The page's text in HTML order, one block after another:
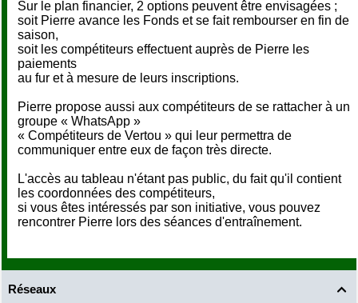
Sur le plan financier, 2 options peuvent être envisagées ;
soit Pierre avance les Fonds et se fait rembourser en fin de
saison,
soit les compétiteurs effectuent auprès de Pierre les
paiements
au fur et à mesure de leurs inscriptions.
Pierre propose aussi aux compétiteurs de se rattacher à un
groupe « WhatsApp »
« Compétiteurs de Vertou » qui leur permettra de
communiquer entre eux de façon très directe.
L'accès au tableau n'étant pas public, du fait qu'il contient
les coordonnées des compétiteurs,
si vous êtes intéressés par son initiative, vous pouvez
rencontrer Pierre lors des séances d'entraînement.

Réseaux